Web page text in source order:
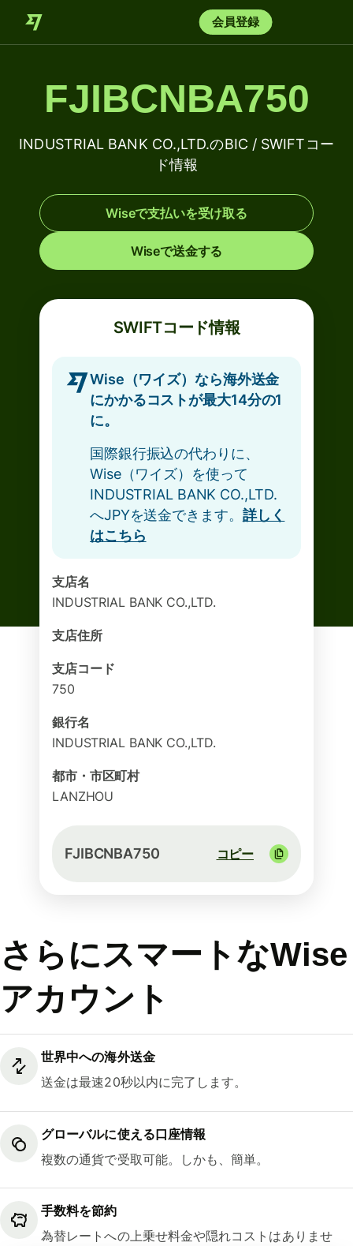
会員登録
FJIBCNBA750
INDUSTRIAL BANK CO.,LTD.のBIC / SWIFTコー
ド情報
Wiseで支払いを受け取る
Wiseで送金する
SWIFTコード情報
Wise（ワイズ）なら海外送金
にかかるコストが最大14分の1
に。
国際銀行振込の代わりに、
Wise（ワイズ）を使って
INDUSTRIAL BANK CO.,LTD.
へJPYを送金できます。 詳しく
はこちら
支店名
INDUSTRIAL BANK CO.,LTD.
支店住所
支店コード
750
銀行名
INDUSTRIAL BANK CO.,LTD.
都市・市区町村
LANZHOU
FJIBCNBA750 コピー
さらにスマートなWise
アカウント
世界中への海外送金
送金は最速20秒以内に完了します。
グローバルに使える口座情報
複数の通貨で受取可能。しかも、簡単。
手数料を節約
為替レートへの上乗せ料金や隠れコストはありませ